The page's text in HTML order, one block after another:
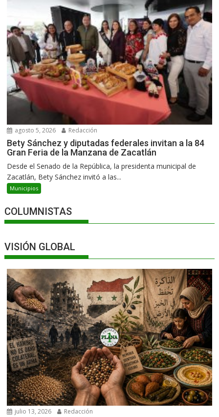
agosto 5, 2026 Redacción
Bety Sánchez y diputadas federales invitan a la 84
Gran Feria de la Manzana de Zacatlán
Desde el Senado de la República, la presidenta municipal de
Zacatlán, Bety Sánchez invitó a las...
Municipios
COLUMNISTAS
VISIÓN GLOBAL
julio 13, 2026 Redacción